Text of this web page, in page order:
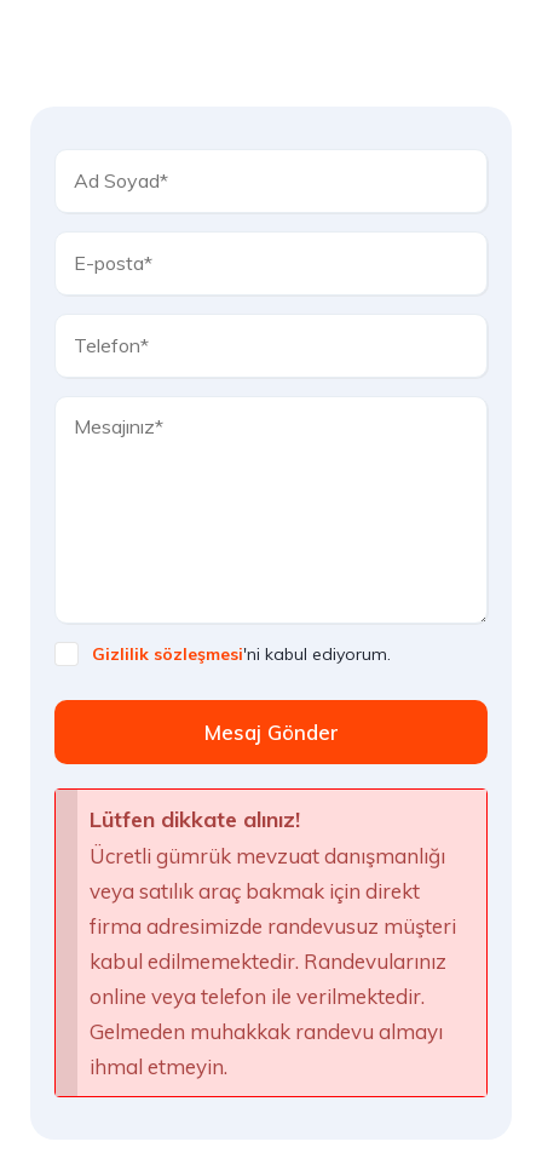
Gizlilik sözleşmesi'ni kabul ediyorum.
Mesaj Gönder
Lütfen dikkate alınız!
Ücretli gümrük mevzuat danışmanlığı
veya satılık araç bakmak için direkt
firma adresimizde randevusuz müşteri
kabul edilmemektedir. Randevularınız
online veya telefon ile verilmektedir.
Gelmeden muhakkak randevu almayı
ihmal etmeyin.